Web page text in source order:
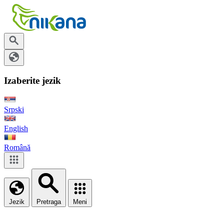
Izaberite jezik
Srpski
English
Română
Jezik Pretraga Meni